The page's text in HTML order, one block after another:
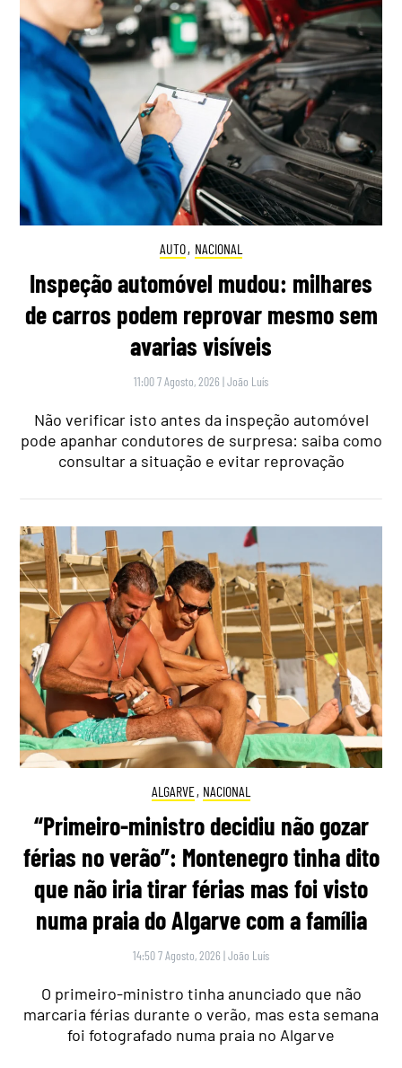
AUTO, NACIONAL
Inspeção automóvel mudou: milhares
de carros podem reprovar mesmo sem
avarias visíveis
11:00 7 Agosto, 2026 |João Luís
Não verificar isto antes da inspeção automóvel
pode apanhar condutores de surpresa: saiba como
consultar a situação e evitar reprovação
ALGARVE, NACIONAL
“Primeiro-ministro decidiu não gozar
férias no verão”: Montenegro tinha dito
que não iria tirar férias mas foi visto
numa praia do Algarve com a família
14:50 7 Agosto, 2026 |João Luís
O primeiro-ministro tinha anunciado que não
marcaria férias durante o verão, mas esta semana
foi fotografado numa praia no Algarve